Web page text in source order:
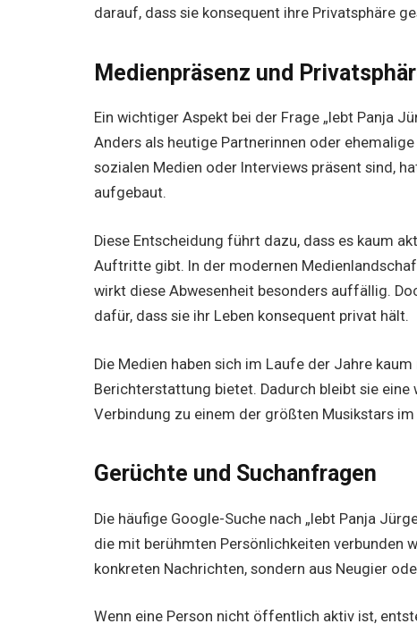
darauf, dass sie konsequent ihre Privatsphäre
Medienpräsenz und
Ein wichtiger Aspekt bei der Frage „lebt Panja
Anders als heutige Partnerinnen oder
sozialen Medien oder Interviews präsent sind,
aufgebaut.
Diese Entscheidung führt dazu, dass es kaum
Auftritte gibt. In der modernen
wirkt diese Abwesenheit besonders auffällig.
dafür, dass sie ihr Leben konsequent privat hält.
Die Medien haben sich im Laufe der Jahre
Berichterstattung bietet. Dadurch bleibt sie
Verbindung zu einem der größten Musikstars
Gerüchte und Suchanfragen
Die häufige Google-Suche nach „lebt Panja
die mit berühmten Persönlichkeiten verbunden
konkreten Nachrichten, sondern aus Neugier
Wenn eine Person nicht öffentlich aktiv ist,